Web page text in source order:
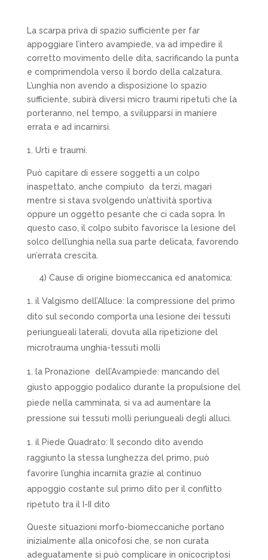
La scarpa priva di spazio sufficiente per far
appoggiare l’intero avampiede, va ad impedire il
corretto movimento delle dita, sacrificando la punta
e comprimendola verso il bordo della calzatura.
L’unghia non avendo a disposizione lo spazio
sufficiente, subirà diversi micro traumi ripetuti che la
porteranno, nel tempo, a svilupparsi in maniere
errata e ad incarnirsi.
Urti e traumi
Può capitare di essere soggetti a un colpo
inaspettato, anche compiuto da terzi, magari
mentre si stava svolgendo un’attività sportiva
oppure un oggetto pesante che ci cada sopra. In
questo caso, il colpo subito favorisce la lesione del
solco dell’unghia nella sua parte delicata, favorendo
un’errata crescita.
4) Cause di origine biomeccanica ed anatomica:
il Valgismo dell’Alluce: la compressione del primo
dito sul secondo comporta una lesione dei tessuti
periungueali laterali, dovuta alla ripetizione del
microtrauma unghia-tessuti molli
la Pronazione dell’Avampiede: mancando del
giusto appoggio podalico durante la propulsione del
piede nella camminata, si va ad aumentare la
pressione sui tessuti molli periungueali degli alluci.
il Piede Quadrato: Il secondo dito avendo
raggiunto la stessa lunghezza del primo, può
favorire l’unghia incarnita grazie al continuo
appoggio costante sul primo dito per il conflitto
ripetuto tra il I-II dito
Queste situazioni morfo-biomeccaniche portano
inizialmente alla onicofosi che, se non curata
adeguatamente si può complicare in onicocriptosi